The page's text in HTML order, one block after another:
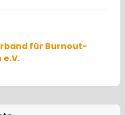
für Burnout-
e.V.